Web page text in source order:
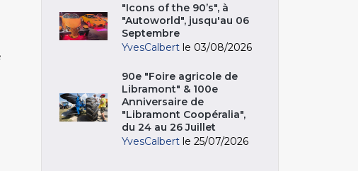
"Icons of the 90’s", à
"Autoworld", jusqu'au 06
Septembre
YvesCalbert le 03/08/2026
90e "Foire agricole de
Libramont" & 100e
Anniversaire de
"Libramont Coopéralia",
du 24 au 26 Juillet
YvesCalbert le 25/07/2026